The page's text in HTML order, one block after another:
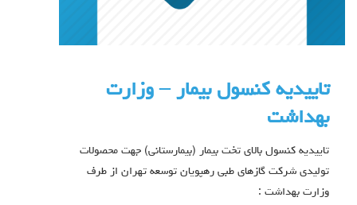
تاییدیه کنسول بیمار – وزارت
بهداشت
تاییدیه کنسول بالای تخت بیمار (بیمارستانی) جهت محصولات
تولیدی شرکت گازهای طبی رهپویان توسعه تهران از طرف
وزارت بهداشت :